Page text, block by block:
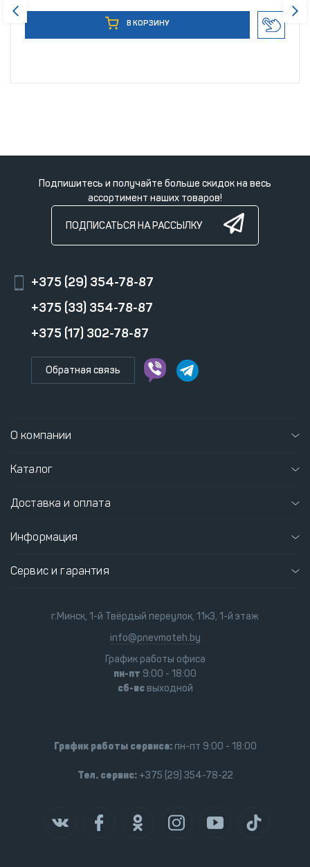
В КОРЗИНУ
Подпишитесь и получайте больше скидок на весь
ассортимент наших товаров!
ПОДПИСАТЬСЯ НА РАССЫЛКУ
+375 (29) 354-78-87
+375 (33) 354-78-87
+375 (17) 302-78-87
Обратная связь
О компании
Каталог
Доставка и оплата
Информация
Сервис и гарантия
г.Минск, 1-й Твёрдый переулок, 11к3, 1-й этаж
info@pnevmoteh.by
График работы офиса
пн-пт 9:00 - 18:00
сб-всвыходной
График работы сервиса:пн-пт 9:00 - 18:00
Тел. сервис:+375 (29) 354-78-22